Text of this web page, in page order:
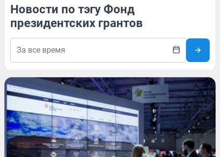
Новости по тэгу Фонд
президентских грантов